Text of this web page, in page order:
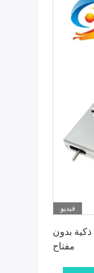
فيديو
فولت لخزانة ذكية بدون
مفتاح